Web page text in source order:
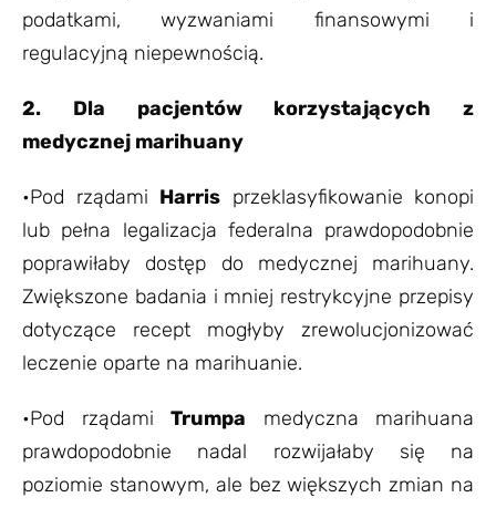
podatkami, wyzwaniami finansowymi i
regulacyjną niepewnością.
2. Dla pacjentów korzystających z
medycznej marihuany
•Pod rządami Harris przeklasyfikowanie konopi
lub pełna legalizacja federalna prawdopodobnie
poprawiłaby dostęp do medycznej marihuany.
Zwiększone badania i mniej restrykcyjne przepisy
dotyczące recept mogłyby zrewolucjonizować
leczenie oparte na marihuanie.
•Pod rządami Trumpa medyczna marihuana
prawdopodobnie nadal rozwijałaby się na
poziomie stanowym, ale bez większych zmian na